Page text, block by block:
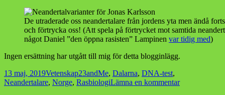
De utraderade oss neandertalare från jordens yta men ändå
och förtrycka oss! (Att spela på förtrycket mot samtida
något Daniel ”den öppna rasisten” Lampinen var tidig med)
Ingen ersättning har utgått till mig för detta blogginlägg.
Postat
13 maj, 2019Kategorier
VetenskapTaggar
23andMe, Dalarna, DNA-test,
Neandertalare, Norge, RasbiologiLämna en kommentartill